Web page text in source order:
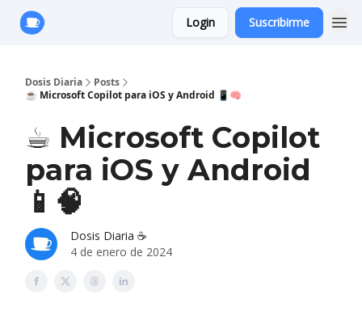
Login Suscribirme
Dosis Diaria
Posts
☕️ Microsoft Copilot para iOS y Android 📱🧠
☕️ Microsoft Copilot
para iOS y Android
📱🧠
Dosis Diaria ☕️
4 de enero de 2024